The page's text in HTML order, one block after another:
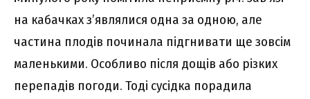
на кабачках з’являлися одна за одною, але
частина плодів починала підгнивати ще зовсім
маленькими. Особливо після дощів або різких
перепадів погоди. Тоді сусідка порадила